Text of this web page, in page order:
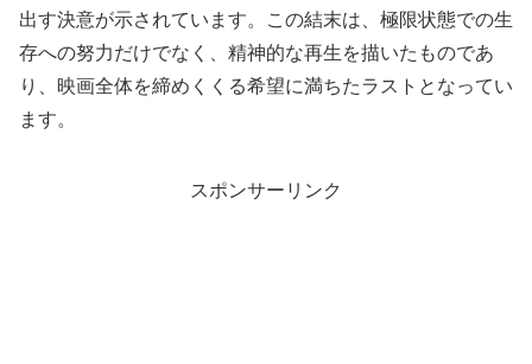
出す決意が示されています。この結末は、極限状態での生
存への努力だけでなく、精神的な再生を描いたものであ
り、映画全体を締めくくる希望に満ちたラストとなってい
ます。
スポンサーリンク